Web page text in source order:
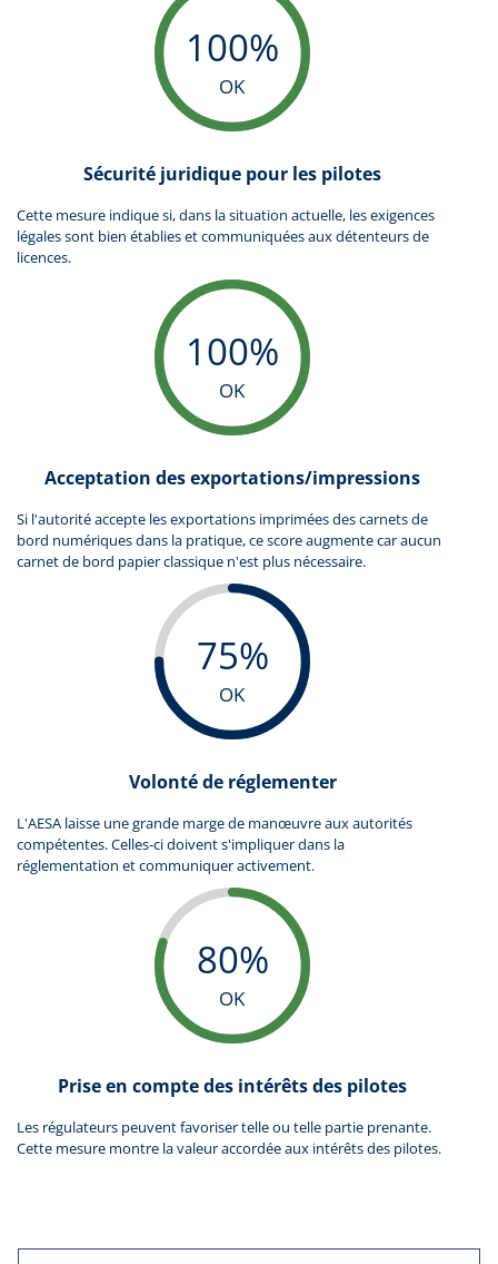
100%
OK
Sécurité juridique pour les pilotes
Cette mesure indique si, dans la situation actuelle, les exigences
légales sont bien établies et communiquées aux détenteurs de
licences.
100%
OK
Acceptation des exportations/impressions
Si l'autorité accepte les exportations imprimées des carnets de
bord numériques dans la pratique, ce score augmente car aucun
carnet de bord papier classique n'est plus nécessaire.
75%
OK
Volonté de réglementer
L'AESA laisse une grande marge de manœuvre aux autorités
compétentes. Celles-ci doivent s'impliquer dans la
réglementation et communiquer activement.
80%
OK
Prise en compte des intérêts des pilotes
Les régulateurs peuvent favoriser telle ou telle partie prenante.
Cette mesure montre la valeur accordée aux intérêts des pilotes.